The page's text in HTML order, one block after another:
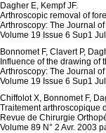
Dagher E, Kempf JF.
Arthroscopic removal of
Arthroscopy: The Journal
Volume 19 Issue 6 Sup1
Bonnomet F, Clavert P,
Influence of the drawing of
Arthroscopy: The Journal
Volume 19 Issue 6 Sup1
Chiffolot X, Bonnomet F,
Traitement arthroscopique
Revue de Chirurgie
Volume 89 N° 2 Avr. 2003